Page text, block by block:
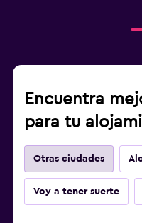
Encuentra
para tu
Otras ciudades
Voy a tener suerte